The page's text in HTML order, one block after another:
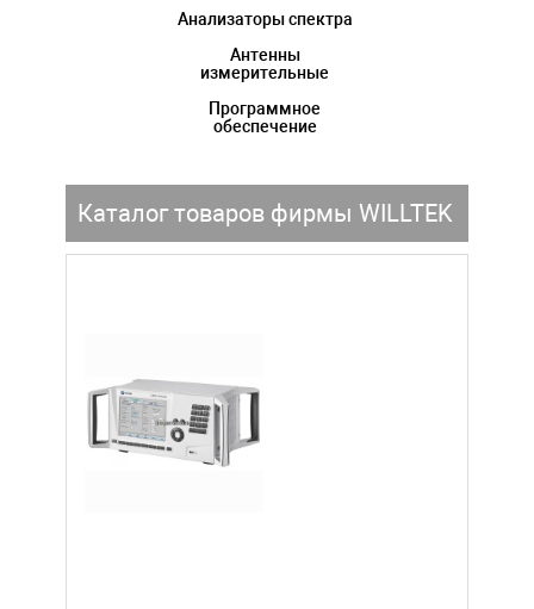
Анализаторы спектра
Антенны
измерительные
Программное
обеспечение
Каталог товаров фирмы WILLTEK